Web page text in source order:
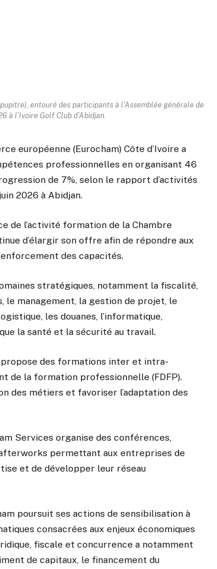
entouré des participants à l’Assemblée générale de
à l’Ivoire Golf Club d’Abidjan.
européenne (Eurocham) Côte d’Ivoire a
professionnelles en organisant 46
de 7%, selon le rapport d’activités
2026 à Abidjan.
de l’activité formation de la Chambre
d’élargir son offre afin de répondre aux
des capacités.
stratégiques, notamment la fiscalité,
le management, la gestion de projet, le
les douanes, l’informatique,
la santé et la sécurité au travail.
des formations inter et intra-
de la formation professionnelle (FDFP).
des métiers et favoriser l’adaptation des
Services organise des conférences,
permettant aux entreprises de
et de développer leur réseau
poursuit ses actions de sensibilisation à
consacrées aux enjeux économiques
fiscale et concurrence a notamment
de capitaux, le financement du